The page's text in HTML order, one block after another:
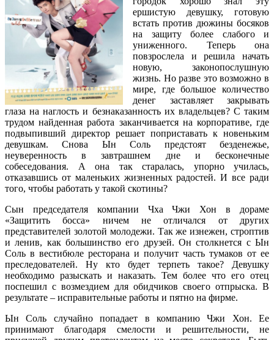
ершистую девушку, готовую
встать против дюжины босяков
на защиту более слабого и
униженного. Теперь она
повзрослела и решила начать
новую, законопослушную
жизнь. Но разве это возможно в
мире, где большое количество
денег заставляет закрывать
глаза на наглость и безнаказанность их владельцев? С таким
трудом найденная работа заканчивается на корпоративе, где
подвыпивший директор решает поприставать к новеньким
девушкам. Снова Ын Соль предстоят безденежье,
неуверенность в завтрашнем дне и бесконечные
собеседования. А она так старалась, упорно училась,
отказавшись от маленьких жизненных радостей. И все ради
того, чтобы работать у такой скотины?
Сын председателя компании Чха Чжи Хон в дораме
«Защитить босса» ничем не отличался от других
представителей золотой молодежи. Так же изнежен, строптив
и ленив, как большинство его друзей. Он столкнется с Ын
Соль в вестибюле ресторана и получит часть тумаков от ее
преследователей. Ну кто будет терпеть такое? Девушку
необходимо разыскать и наказать. Тем более что его отец
поспешил с возмездием для обидчиков своего отпрыска. В
результате – исправительные работы и пятно на фирме.
Ын Соль случайно попадает в компанию Чжи Хон. Ее
принимают благодаря смелости и решительности, не